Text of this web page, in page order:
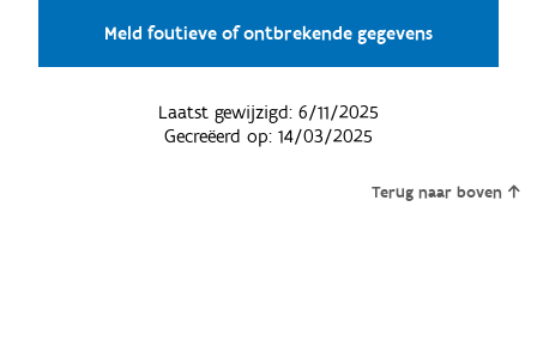
Meld foutieve of ontbrekende gegevens
Laatst gewijzigd: 6/11/2025
Gecreëerd op: 14/03/2025
Terug naar boven